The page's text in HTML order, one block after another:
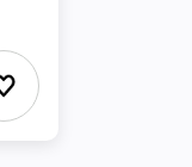
Ajouter aux